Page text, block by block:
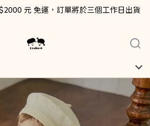
元 免運，訂單將於三個工作日出貨